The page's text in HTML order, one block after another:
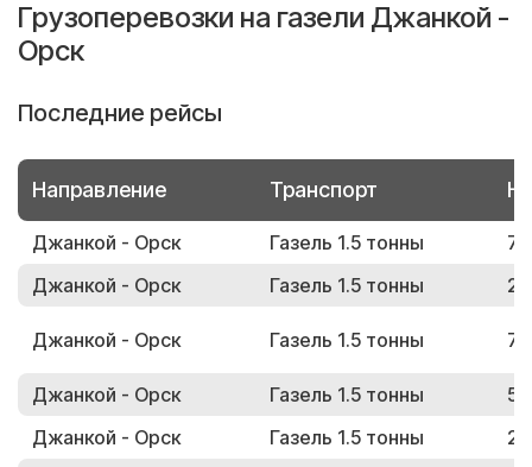
Грузоперевозки на газели Джанкой -
Орск
Последние рейсы
Направление Транспорт
Джанкой - Орск Газель 1.5 тонны
Джанкой - Орск
Газель 1.5 тонны
Джанкой - Орск Газель 1.5 тонны
Джанкой - Орск Газель 1.5 тонны
Джанкой - Орск
Газель 1.5 тонны